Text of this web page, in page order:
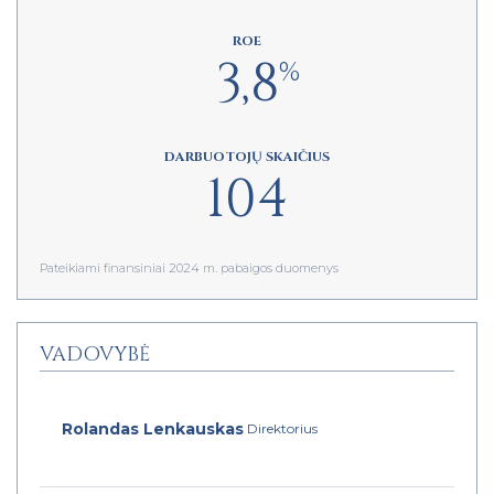
ROE
3,8%
DARBUOTOJŲ SKAIČIUS
104
Pateikiami finansiniai 2024 m. pabaigos duomenys
VADOVYBĖ
Rolandas Lenkauskas Direktorius